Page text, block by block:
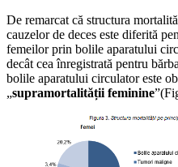
De remarcat că structura
cauzelor de deces este diferită
femeilor prin bolile aparatului
decât cea înregistrată pentru
bolile aparatului circulator este
„supramortalității feminine